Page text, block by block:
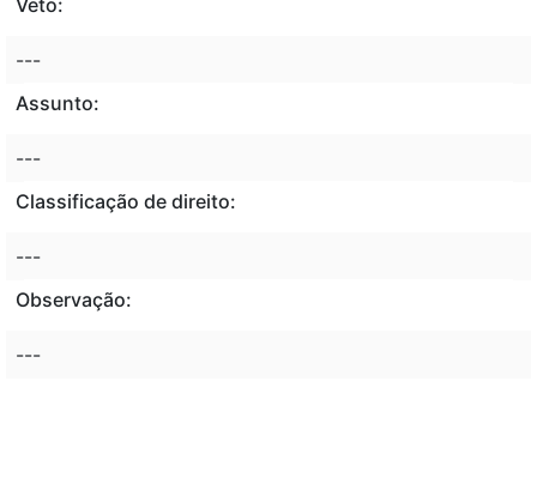
---
Assunto:
---
Classificação de direito:
---
Observação:
---